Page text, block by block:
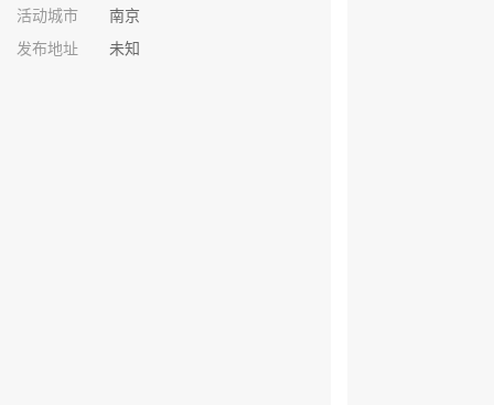
活动城市
南京
发布地址
未知